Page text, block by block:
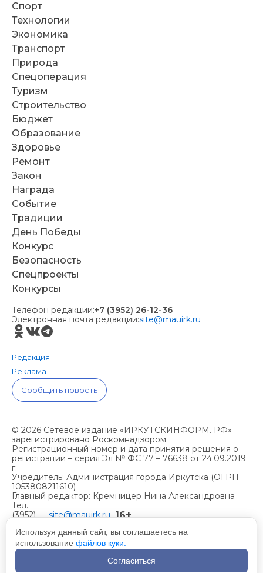
Спорт
Технологии
Экономика
Транспорт
Природа
Спецоперация
Туризм
Строительство
Бюджет
Образование
Здоровье
Ремонт
Закон
Награда
Событие
Традиции
День Победы
Конкурс
Безопасность
Спецпроекты
Конкурсы
Телефон редакции:+7 (3952) 26-12-36
Электронная почта редакции:site@mauirk.ru
Редакция
Реклама
Сообщить новость
© 2026 Сетевое издание «ИРКУТСКИНФОРМ. РФ»
зарегистрировано Роскомнадзором
Регистрационный номер и дата принятия решения о
регистрации – серия Эл № ФС 77 – 76638 от 24.09.2019
г.
Учредитель: Администрация города Иркутска (ОГРН
1053808211610)
Главный редактор: Кремницер Нина Александровна
Тел.
(3952)
site@mauirk.ru 16+
Учетная политика организации
Политика конфиденциальности
Используя данный сайт, вы соглашаетесь на
использование файлов куки.
Согласиться